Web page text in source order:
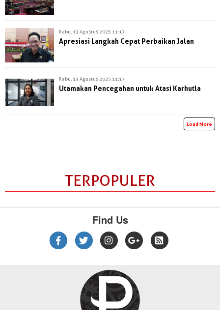
Rabu, 13 Agustus 2025 11:17
Apresiasi Langkah Cepat Perbaikan Jalan
Rabu, 13 Agustus 2025 11:17
Utamakan Pencegahan untuk Atasi Karhutla
Load More
TERPOPULER
Find Us